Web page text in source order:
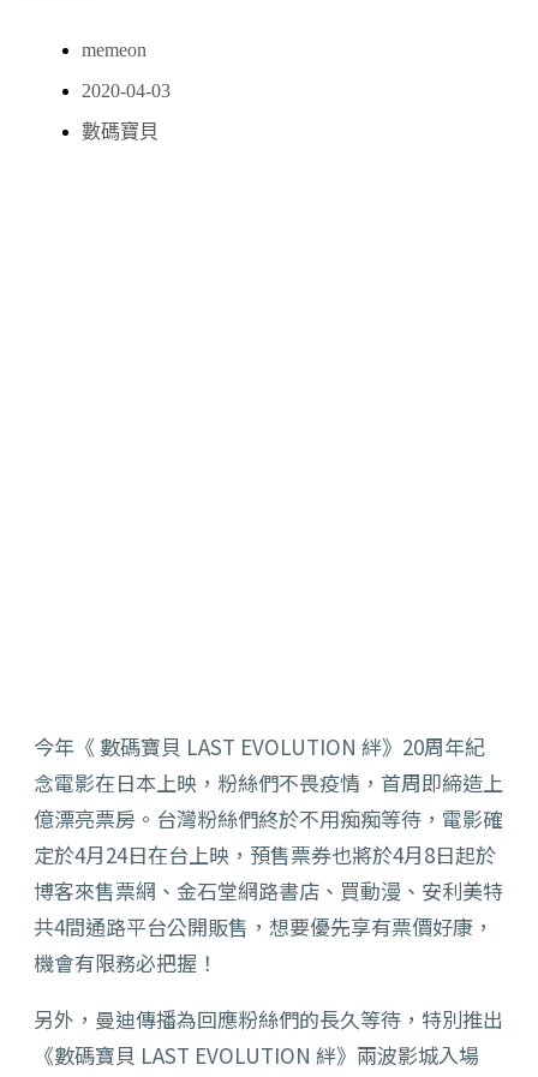
memeon
2020-04-03
數碼寶貝
今年《 數碼寶貝 LAST EVOLUTION 絆》20周年紀
念電影在日本上映，粉絲們不畏疫情，首周即締造上
億漂亮票房。台灣粉絲們終於不用痴痴等待，電影確
定於4月24日在台上映，預售票券也將於4月8日起於
博客來售票網、金石堂網路書店、買動漫、安利美特
共4間通路平台公開販售，想要優先享有票價好康，
機會有限務必把握！
另外，曼迪傳播為回應粉絲們的長久等待，特別推出
《數碼寶貝 LAST EVOLUTION 絆》兩波影城入場